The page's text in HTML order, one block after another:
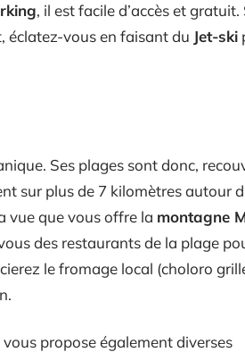
, il est facile d’accès et gratuit.
éclatez-vous en faisant du Jet-ski
Ses plages sont donc,
sur plus de 7 kilomètres autour
vue que vous offre la montagne
des restaurants de la plage
le fromage local (choloro
vous propose également diverses